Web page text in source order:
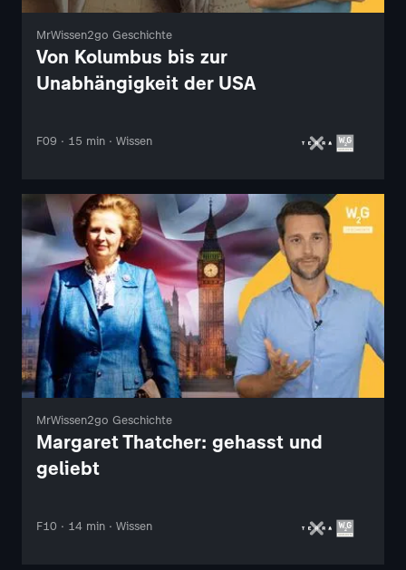
MrWissen2go Geschichte
Von Kolumbus bis zur
Unabhängigkeit der USA
F09 · 15 min · Wissen
MrWissen2go Geschichte
Margaret Thatcher: gehasst und
geliebt
F10 · 14 min · Wissen